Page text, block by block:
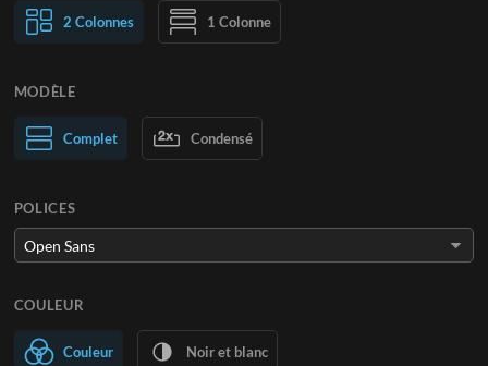
2 Colonnes 1 Colonne
Normal Large
MODÈLE
Complet Condensé
POLICES
COULEUR
Couleur Noir et blanc